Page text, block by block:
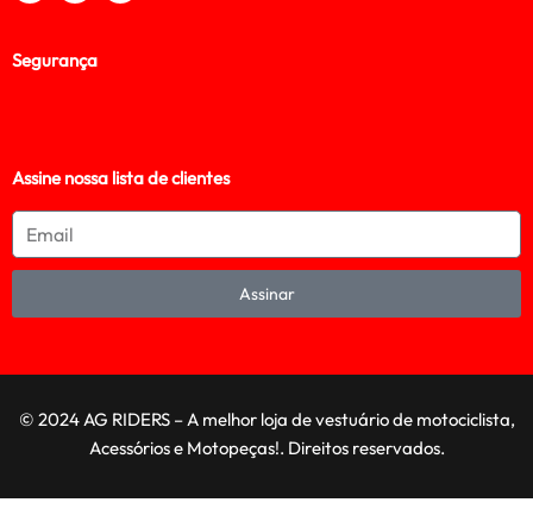
Segurança
Assine nossa lista de clientes
Assinar
© 2024 AG RIDERS – A melhor loja de vestuário de motociclista,
Acessórios e Motopeças!. Direitos reservados.